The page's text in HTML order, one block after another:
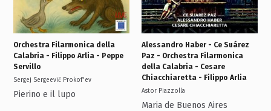
Orchestra Filarmonica della
Calabria - Filippo Arlia - Peppe
Servillo
Sergej Sergeevič Prokof'ev
Pierino e il lupo
Alessandro Haber - Ce Suárez
Paz - Orchestra Filarmonica
della Calabria - Cesare
Chiacchiaretta - Filippo Arlia
Astor Piazzolla
Maria de Buenos Aires